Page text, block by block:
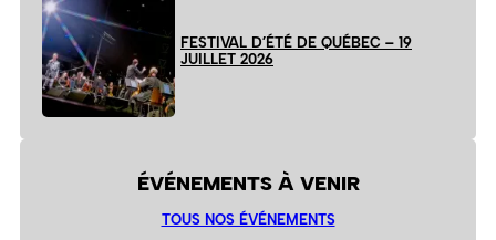
FESTIVAL D’ÉTÉ DE QUÉBEC – 19
JUILLET 2026
ÉVÉNEMENTS À VENIR
TOUS NOS ÉVÉNEMENTS